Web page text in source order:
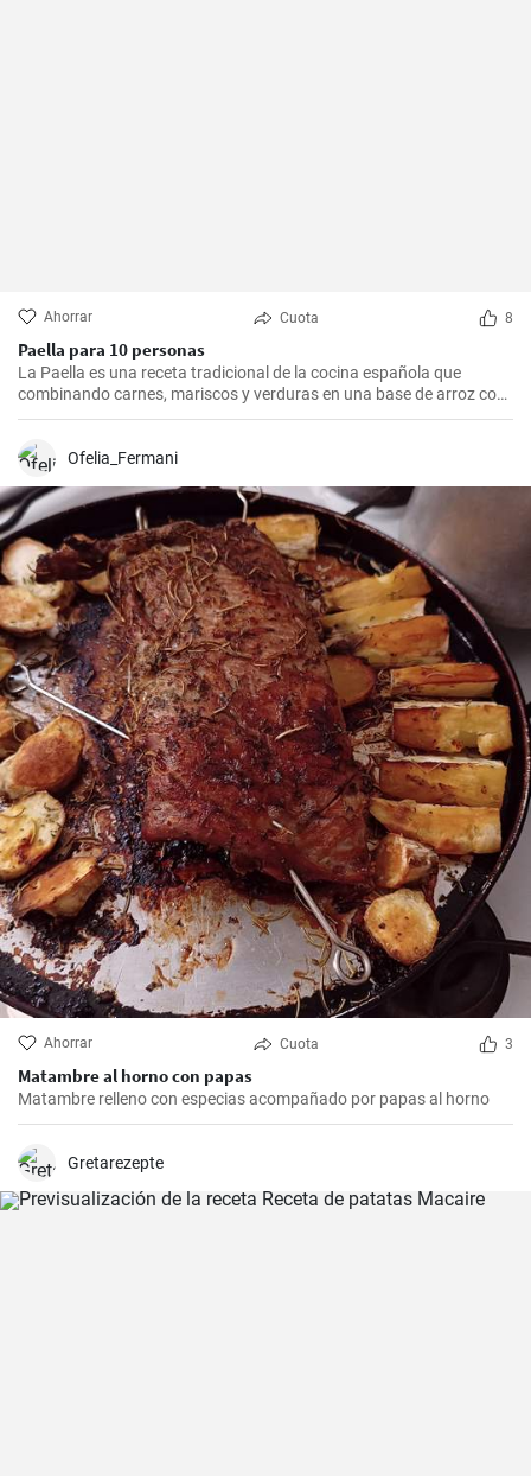
Ahorrar Cuota 8
Paella para 10 personas
La Paella es una receta tradicional de la cocina española que
combinando carnes, mariscos y verduras en una base de arroz con
una mezcla de especias, ofrece una experiencia culinaria llena de
forma de hacer la paella, esta receta se acerca a la versión más
Ofelia_Fermani
Ahorrar Cuota 3
Matambre al horno con papas
Matambre relleno con especias acompañado por papas al horno
Gretarezepte